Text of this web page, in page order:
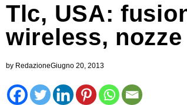
Tlc, USA:
wireless,
by RedazioneGiugno 20, 2013